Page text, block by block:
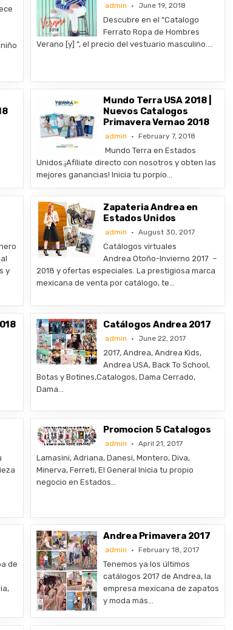
admin June 19, 2018
Descubre en el “Catalogo
Ferrato Ropa de Hombres
Verano [y] “, el precio del vestuario masculino….
Mundo Terra USA 2018 |
Nuevos Catalogos
Primavera Vernao 2018
admin February 7, 2018
Mundo Terra en Estados
Unidos.¡Afíliate directo con nosotros y obten las
mejores ganancias! Inicia tu porpio…
y
Zapateria Andrea en
Estados Unidos
admin August 30, 2017
Catálogos virtuales
Andrea Otoño-Invierno 2017 –
2018 y ofertas especiales. La prestigiosa marca
mexicana de venta por catálogo, te…
Catálogos Andrea 2017
admin June 22, 2017
2017, Andrea, Andrea Kids,
Andrea USA, Back To School,
Botas y Botines,Catalogos, Dama Cerrado,
Dama…
Promocion 5 Catalogos
admin April 21, 2017
Lamasini, Adriana, Danesi, Montero, Diva,
Minerva, Ferreti, El General Inicia tu propio
negocio en Estados…
de
Andrea Primavera 2017
admin February 18, 2017
Tenemos ya los últimos
catálogos 2017 de Andrea, la
empresa mexicana de zapatos
y moda más…